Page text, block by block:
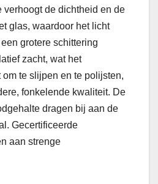
verhoogt de dichtheid en de
glas, waardoor het licht
grotere schittering
zacht, wat het
te slijpen en te polijsten,
fonkelende kwaliteit. De
dragen bij aan de
Gecertificeerde
aan strenge